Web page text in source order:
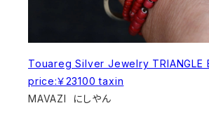
Touareg Silver Jewelry TRIANGLE
price:￥23100 taxin
MAVAZI にしやん